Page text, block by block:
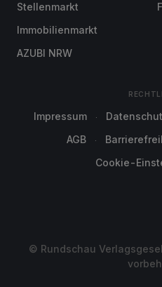
Stellenmarkt
Immobilienmarkt
AZUBI NRW
Impressum
AGB
Cookie-
© Rundschau